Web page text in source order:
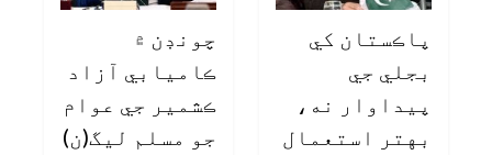
پاڪستان کي
بجلي جي
پيداوار نه،
بهتر استعمال
چونڊن ۾
ڪاميابي آزاد
ڪشمير جي عوام
جو مسلم ليگ(ن)